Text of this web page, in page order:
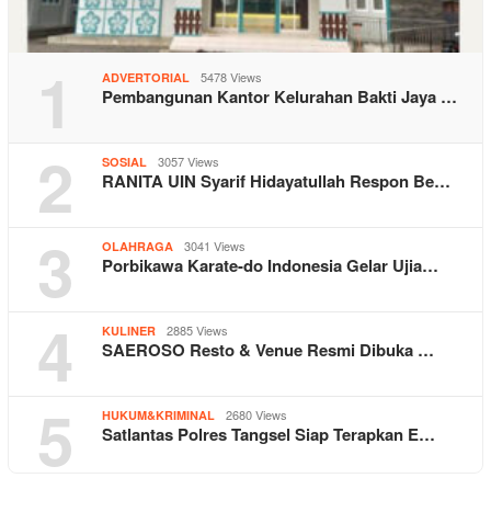
1 ADVERTORIAL 5478 Views
Pembangunan Kantor Kelurahan Bakti Jaya …
2 SOSIAL 3057 Views
RANITA UIN Syarif Hidayatullah Respon Be…
3 OLAHRAGA 3041 Views
Porbikawa Karate-do Indonesia Gelar Ujia…
4 KULINER 2885 Views
SAEROSO Resto & Venue Resmi Dibuka …
5 HUKUM&KRIMINAL 2680 Views
Satlantas Polres Tangsel Siap Terapkan E…